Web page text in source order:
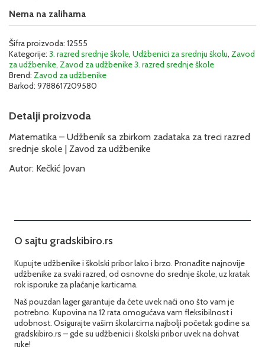
Nema na zalihama
Šifra proizvoda: 12555
Kategorije: 3. razred srednje škole, Udžbenici za srednju školu, Zavod
za udžbenike, Zavod za udžbenike 3. razred srednje škole
Brend: Zavod za udžbenike
Barkod: 9788617209580
Detalji proizvoda
Matematika – Udžbenik sa zbirkom zadataka za treci razred
srednje skole | Zavod za udžbenike
Autor: Kečkić Jovan
O sajtu gradskibiro.rs
Kupujte udžbenike i školski pribor lako i brzo. Pronađite najnovije
udžbenike za svaki razred, od osnovne do srednje škole, uz kratak
rok isporuke za plaćanje karticama.
Naš pouzdan lager garantuje da ćete uvek naći ono što vam je
potrebno. Kupovina na 12 rata omogućava vam fleksibilnost i
udobnost. Osigurajte vašim školarcima najbolji početak godine sa
gradskibiro.rs – gde su udžbenici i školski pribor uvek na dohvat
ruke!